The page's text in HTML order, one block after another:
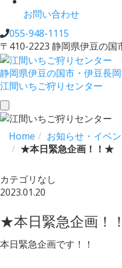
お問い合わせ
055-948-1115
〒410-2223 静岡県伊豆の国
静岡県伊豆の国市・伊豆長
江間いちご狩りセンター
toggle
navigation
Home
お知らせ・イベ
★本日緊急企画！！★
カテゴリなし
2023.01.20
★本日緊急企画！
本日緊急企画です！！